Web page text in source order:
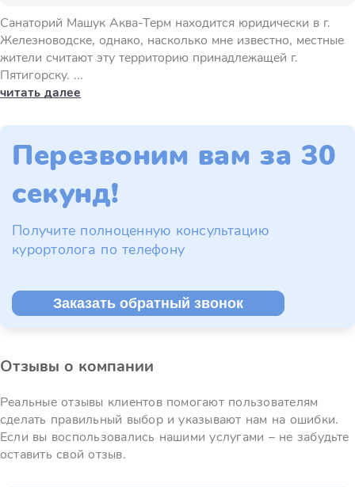
Санаторий Машук Аква-Терм находится юридически в г.
Железноводске, однако, насколько мне известно, местные
жители считают эту территорию принадлежащей г.
Пятигорску. ...
читать далее
Перезвоним вам за 30
секунд!
Получите полноценную консультацию
курортолога по телефону
Заказать обратный звонок
Отзывы о компании
Реальные отзывы клиентов помогают пользователям
сделать правильный выбор и указывают нам на ошибки.
Если вы воспользовались нашими услугами – не забудьте
оставить свой отзыв.